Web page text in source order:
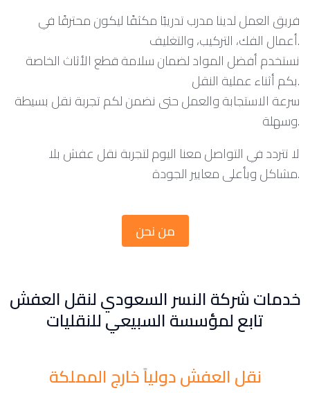
أعمال الفك، التركيب، والتغليف.
نستخدم أفضل المواد لضمان سلامة قطع الأثاث الخاصة
بكم أثناء عملية النقل.
سرعة الاستجابة والعمل حتى نضمن لكم تجربة نقل بسيطة
وسهلة.
لا تتردد في التواصل معنا اليوم لتجربة نقل عفش بلا
مشاكل وبأعلى معايير الجودة.
من نحن
خدمات شركة النسر السعودي لنقل العفش
تابع لمؤسسة السبيعي للنقليات
نقل العفش دولياً خارج المملكة